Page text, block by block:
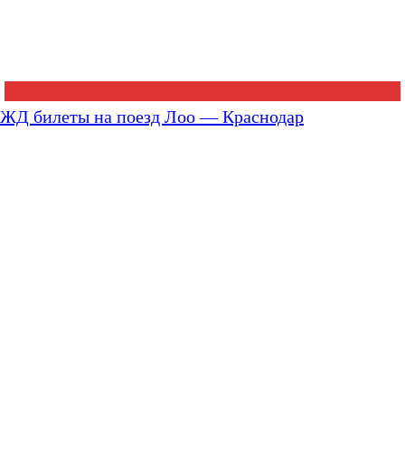
ЖД билеты на поезд Лоо — Краснодар